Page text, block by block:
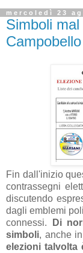
mercoledì 23
Simboli
Fin dall'inizio
contrassegni
discutendo
dagli emblemi
connessi.
Di
simboli, anche
elezioni talvolta